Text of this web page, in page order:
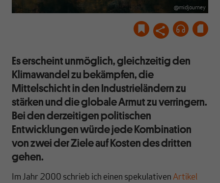
@midjourney
Es erscheint unmöglich, gleichzeitig den
Klimawandel zu bekämpfen, die
Mittelschicht in den Industrieländern zu
stärken und die globale Armut zu verringern.
Bei den derzeitigen politischen
Entwicklungen würde jede Kombination
von zwei der Ziele auf Kosten des dritten
gehen.
Im Jahr 2000 schrieb ich einen spekulativen Artikel